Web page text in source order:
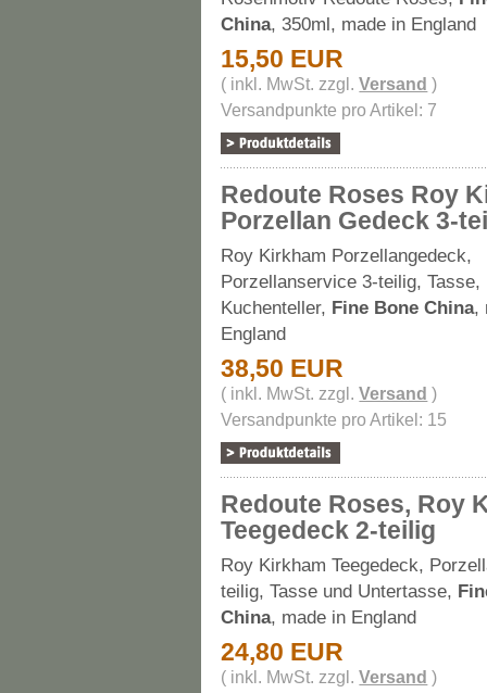
China, 350ml, made in England
15,50 EUR
( inkl. MwSt. zzgl.Versand )
Versandpunkte pro Artikel: 7
Redoute Roses Roy
Porzellan Gedeck 3-
Roy Kirkham Porzellangedeck,
Porzellanservice 3-teilig,
Kuchenteller, Fine Bone China,
England
38,50 EUR
( inkl. MwSt. zzgl.Versand )
Versandpunkte pro Artikel: 15
Redoute Roses, Roy
Teegedeck 2-teilig
Roy Kirkham Teegedeck,
teilig, Tasse und Untertasse,
China, made in England
24,80 EUR
( inkl. MwSt. zzgl.Versand )